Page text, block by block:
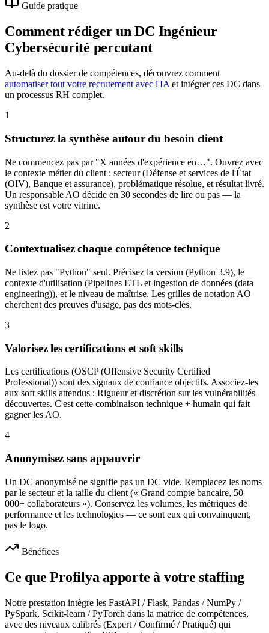
Guide pratique
Comment rédiger un DC Ingénieur
Cybersécurité percutant
Au-delà du dossier de compétences, découvrez comment
automatiser tout votre recrutement avec l'IA et intégrer ces DC dans
un processus RH complet.
1
Structurez la synthèse autour du besoin client
Ne commencez pas par "X années d'expérience en…". Ouvrez avec
le contexte métier du client : secteur (Défense et services de l'État
(OIV), Banque et assurance), problématique résolue, et résultat livré.
Un responsable AO décide en 30 secondes de lire ou pas — la
synthèse est votre vitrine.
2
Contextualisez chaque compétence technique
Ne listez pas "Python" seul. Précisez la version (Python 3.9), le
contexte d'utilisation (Pipelines ETL et ingestion de données (data
engineering)), et le niveau de maîtrise. Les grilles de notation AO
cherchent des preuves d'usage, pas des mots-clés.
3
Valorisez les certifications et soft skills
Les certifications (OSCP (Offensive Security Certified
Professional)) sont des signaux de confiance objectifs. Associez-les
aux soft skills attendus : Rigueur et discrétion sur les vulnérabilités
découvertes. C'est cette combinaison technique + humain qui fait
gagner les AO.
4
Anonymisez sans appauvrir
Un DC anonymisé ne signifie pas un DC vide. Remplacez les noms
par le secteur et la taille du client (« Grand compte bancaire, 50
000+ collaborateurs »). Conservez les volumes, les métriques de
performance et les technologies — ce sont eux qui convainquent,
pas le logo.
Bénéfices
Ce que Profilya apporte à votre staffing
Notre prestation intègre les FastAPI / Flask, Pandas / NumPy /
PySpark, Scikit-learn / PyTorch dans la matrice de compétences,
avec des niveaux calibrés (Expert / Confirmé / Pratiqué) qui